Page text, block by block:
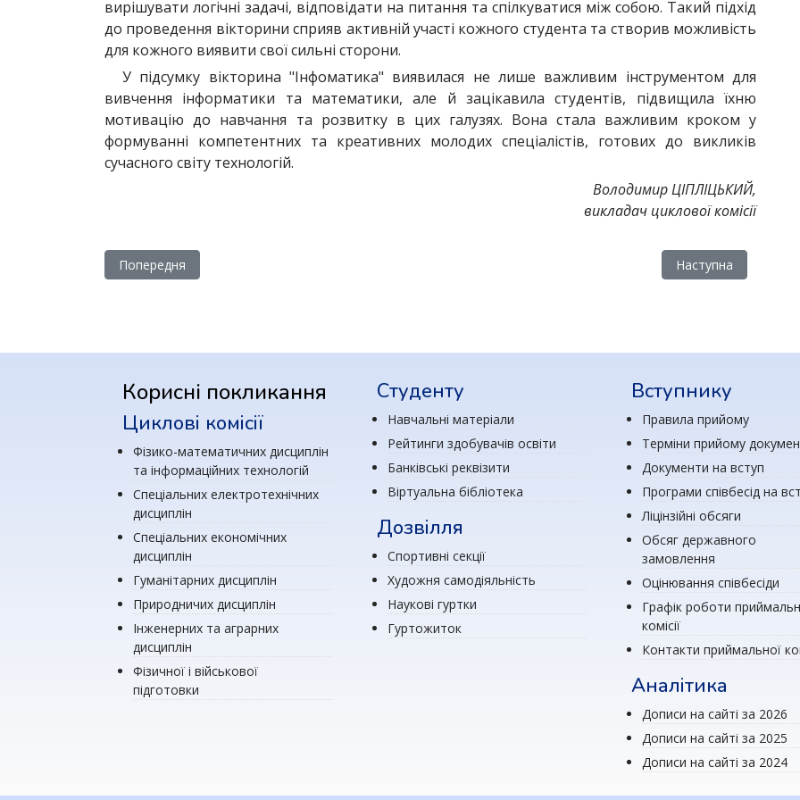
вирішувати логічні задачі, відповідати на питання та спілкуватися між собою. Такий підхід
до проведення вікторини сприяв активній участі кожного студента та створив можливість
для кожного виявити свої сильні сторони.
У підсумку вікторина "Інфоматика" виявилася не лише важливим інструментом для
вивчення інформатики та математики, але й зацікавила студентів, підвищила їхню
мотивацію до навчання та розвитку в цих галузях. Вона стала важливим кроком у
формуванні компетентних та креативних молодих спеціалістів, готових до викликів
сучасного світу технологій.
Володимир ЦІПЛІЦЬКИЙ,
викладач циклової комісії
Попередня стаття: Пі-вікторина
Попередня Наступна стаття:
Наступна
Корисні покликання
Циклові комісії
Фізико-математичних дисциплін
та інформаційних технологій
Спеціальних електротехнічних
дисциплін
Спеціальних економічних
дисциплін
Гуманітарних дисциплін
Природничих дисциплін
Інженерних та аграрних
дисциплін
Фізичної і військової
підготовки
Студенту
Навчальні матеріали
Рейтинги здобувачів освіти
Банківські реквізити
Віртуальна бібліотека
Дозвілля
Спортивні секції
Художня самодіяльність
Наукові гуртки
Гуртожиток
Вступнику
Правила прийому
Терміни прийому
Документи на вступ
Програми співбесід на
Ліцінзійні обсяги
Обсяг державного
замовлення
Оцінювання співбесіди
Графік роботи
комісії
Контакти приймальної
Аналітика
Дописи на сайті за 2026
Дописи на сайті за 2025
Дописи на сайті за 2024